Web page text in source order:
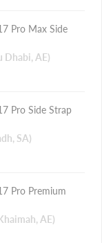
Pro Max Side
Dhabi, AE)
Pro Side Strap
SA)
Pro Premium
AE)